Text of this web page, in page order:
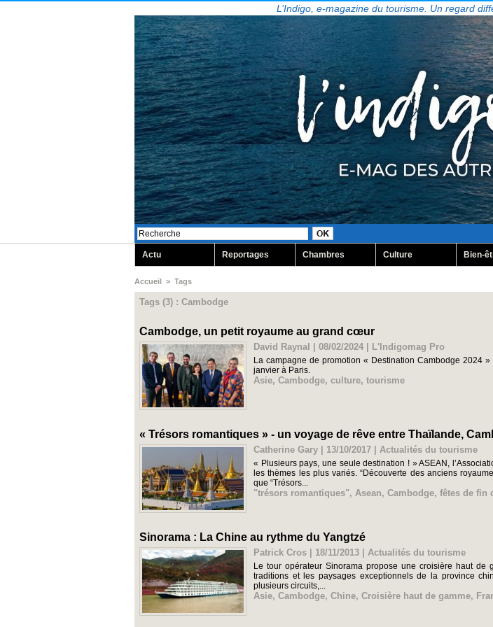
L’Indigo, e-magazine du tourisme. Un regard
Actu Reportages Chambres Culture Bien-
Accueil > Tags
Tags (3) : Cambodge
Cambodge, un petit royaume au grand cœur
David Raynal | 08/02/2024 L'Indigomag Pro
La campagne de promotion « Destination Cambodge 2024
janvier à Paris.
Asie, Cambodge, culture, tourisme
« Trésors romantiques » - un voyage de rêve entre Thaïlande,
Catherine Gary | 13/10/2017 Actualités du tourisme
« Plusieurs pays, une seule destination ! » ASEAN,
les thèmes les plus variés. “Découverte des anciens
que “Trésors...
"trésors romantiques", Asean, Cambodge, fêtes de fin
Sinorama : La Chine au rythme du Yangtzé
Patrick Cros | 18/11/2013 Actualités du tourisme
Le tour opérateur Sinorama propose une croisière haut
traditions et les paysages exceptionnels de la province
plusieurs circuits,...
Asie, Cambodge, Chine, Croisière haut de gamme,